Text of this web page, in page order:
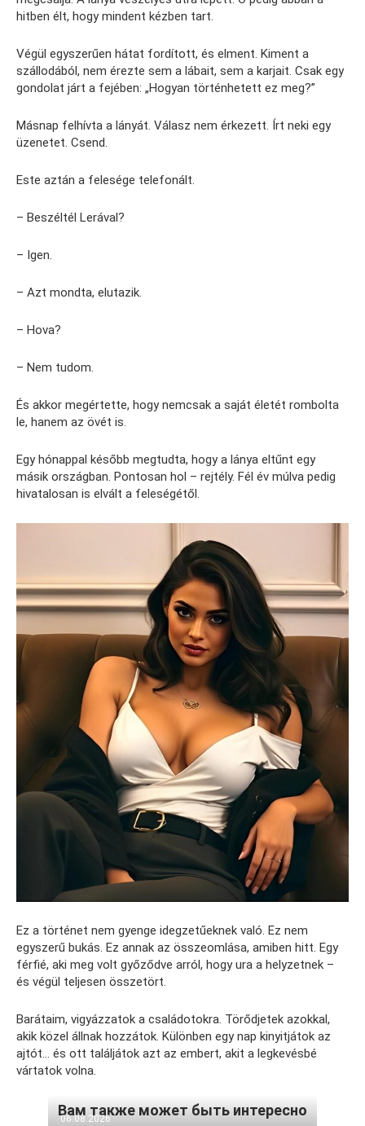
hitben élt, hogy mindent kézben tart.
Végül egyszerűen hátat fordított, és elment. Kiment a
szállodából, nem érezte sem a lábait, sem a karjait. Csak egy
gondolat járt a fejében: „Hogyan történhetett ez meg?”
Másnap felhívta a lányát. Válasz nem érkezett. Írt neki egy
üzenetet. Csend.
Este aztán a felesége telefonált.
– Beszéltél Lerával?
– Igen.
– Azt mondta, elutazik.
– Hova?
– Nem tudom.
És akkor megértette, hogy nemcsak a saját életét rombolta
le, hanem az övét is.
Egy hónappal később megtudta, hogy a lánya eltűnt egy
másik országban. Pontosan hol – rejtély. Fél év múlva pedig
hivatalosan is elvált a feleségétől.
Ez a történet nem gyenge idegzetűeknek való. Ez nem
egyszerű bukás. Ez annak az összeomlása, amiben hitt. Egy
férfié, aki meg volt győződve arról, hogy ura a helyzetnek –
és végül teljesen összetört.
Barátaim, vigyázzatok a családotokra. Törődjetek azokkal,
akik közel állnak hozzátok. Különben egy nap kinyitjátok az
ajtót… és ott találjátok azt az embert, akit a legkevésbé
vártatok volna.
Вам также может быть интересно
06.08.2026